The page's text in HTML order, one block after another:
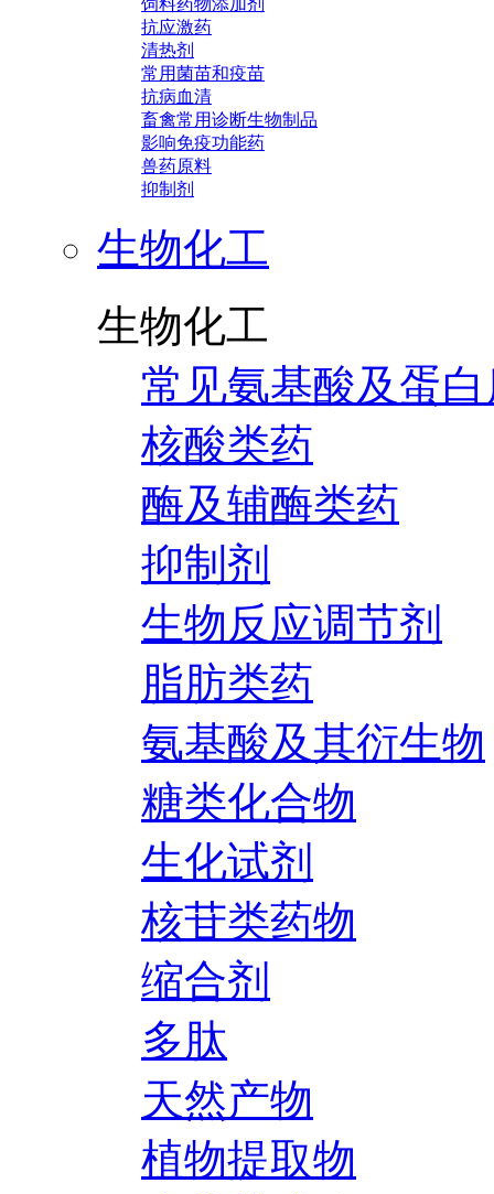
饲料药物添加剂
抗应激药
清热剂
常用菌苗和疫苗
抗病血清
畜禽常用诊断生物制品
影响免疫功能药
兽药原料
抑制剂
生物化工
生物化工
常见氨基酸及蛋
核酸类药
酶及辅酶类药
抑制剂
生物反应调节剂
脂肪类药
氨基酸及其衍生物
糖类化合物
生化试剂
核苷类药物
缩合剂
多肽
天然产物
植物提取物